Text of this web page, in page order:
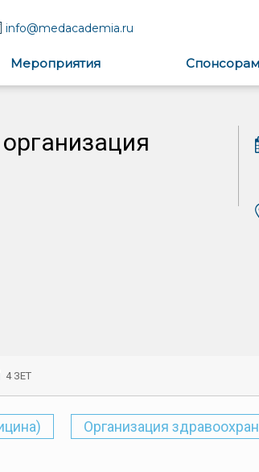
info@medacademia.ru
Мероприятия Спонсорам
4 ЗЕТ
Организация